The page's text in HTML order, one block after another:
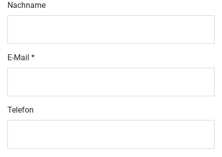
Nachname
E-Mail *
Telefon